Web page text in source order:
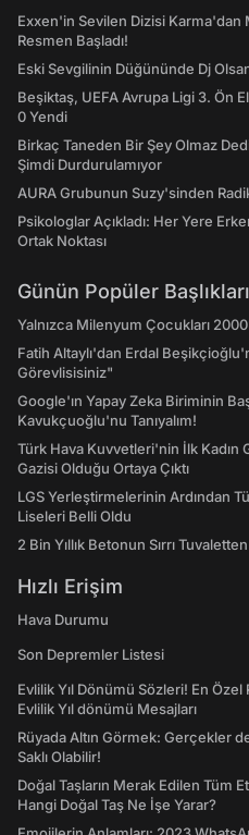
Exxen'in Sevilen Dizisi
Resmen Başladı!
Eski Sevgilinin Düğününde Dj
Beşiktaş, UEFA Avrupa Ligi 3. Ön
0 Yendi
Birkaç Taneden Bir Şey Olmaz
Şimdi Durdurulamıyor
AURA Grubunun Suzy'sinden
Psikologlar Açıkladı: Her Yere
Ortak Noktası
Günün Popüler Başlıkları
Yalnızca Milenyum Çocukları
Fatih Altaylı'dan Erdal
Görevlisisiniz"
Google'ın Yapay Zeka Biriminin
Kavukçuoğlu'nu Tanıyalım!
Türk Hava Kuvvetleri'nin İlk Kadın
Gazisi Olduğu Ortaya Çıktı
LGS Yerleştirmelerinin Ardından
Liseleri Belli Oldu
2 Bin Yıllık Betonun Sırrı Tuvaletten
Hızlı Erişim
Hava Durumu
Son Depremler Listesi
Evlilik Yıl Dönümü Sözleri! En
Evlilik Yıl dönümü Mesajları
Rüyada Altın Görmek: Gerçekler
Saklı Olabilir!
Doğal Taşların Merak Edilen Tüm
Hangi Doğal Taş Ne İşe Yarar?